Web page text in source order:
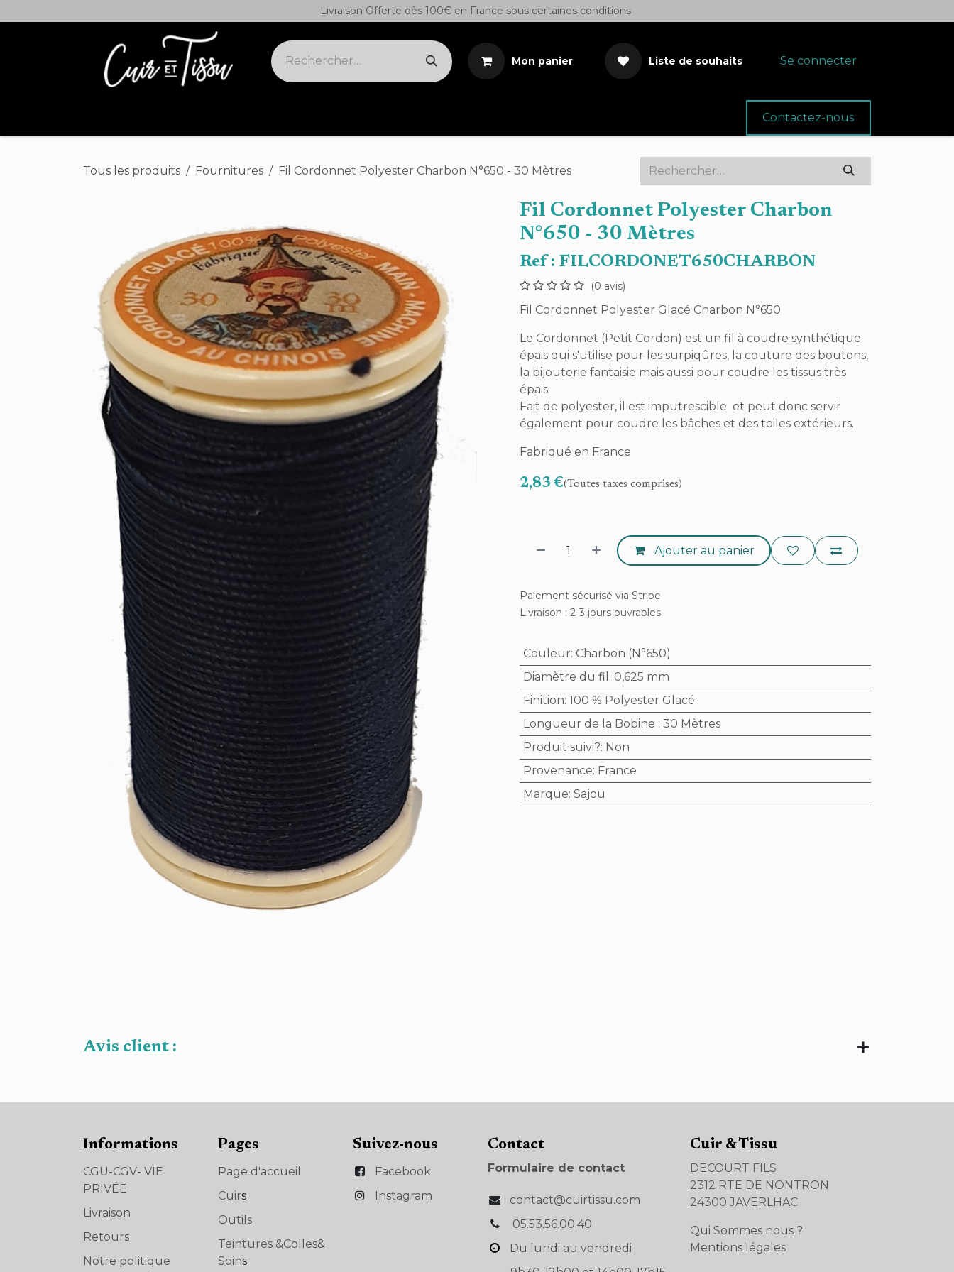
Livraison Offerte dès 100€ en France sous certaines conditions
Mon panier Liste de souhaits Se connecter
Contactez-nous
Tous les produits Fournitures Fil Cordonnet Polyester Charbon N°650 - 30 Mètres
Fil Cordonnet Polyester Charbon
N°650 - 30 Mètres
Ref : FILCORDONET650CHARBON
(0 avis)
Fil Cordonnet Polyester Glacé Charbon N°650
Le Cordonnet (Petit Cordon) est un fil à coudre synthétique
épais qui s'utilise pour les surpiqûres, la couture des boutons,
la bijouterie fantaisie mais aussi pour coudre les tissus très
épais
Fait de polyester, il est imputrescible et peut donc servir
également pour coudre les bâches et des toiles extérieurs.
Fabriqué en France
2,83 €(Toutes taxes comprises)
Ajouter au panier
Paiement sécurisé via Stripe
Livraison : 2-3 jours ouvrables
Couleur: Charbon (N°650)
Diamètre du fil : 0,625 mm
Finition: 100 % Polyester Glacé
Longueur de la Bobine : 30 Mètres
Produit suivi?: Non
Provenance: France
Marque: Sajou
Avis client :
Informations
CGU-CGV- VIE
PRIVÉE
Livraison
Retours
Notre politique
Pages
Page d'accueil
Cuirs
Outils
Teintures &Colles&
Soins
Suivez-nous
Facebook
Instagram
Con​tact
Formulaire de contact
contact@cuirtissu.com
05.53.56.00.40
Du lundi au vendredi
Cuir & Tissu
DECOURT FILS
2312 RTE DE NONTRON
24300 JAVERLHAC
Qui Sommes nous ?
Mentions légales